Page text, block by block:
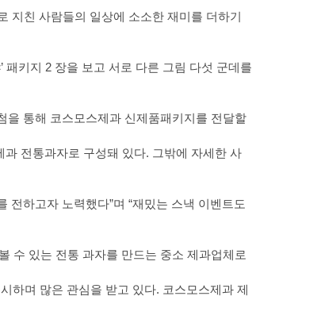
지친 사람들의 일상에 소소한 재미를 더하기
패키지 2 장을 보고 서로 다른 그림 다섯 군데를
을 통해 코스모스제과 신제품패키지를 전달할
과 전통과자로 구성돼 있다. 그밖에 자세한 사
전하고자 노력했다”며 “재밌는 스낵 이벤트도
수 있는 전통 과자를 만드는 중소 제과업체로
하며 많은 관심을 받고 있다. 코스모스제과 제